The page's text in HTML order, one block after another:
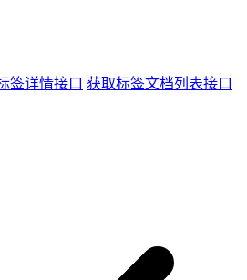
签详情接口 获取标签文档列表接口